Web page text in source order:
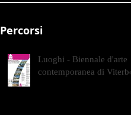
Percorsi
Luoghi - Biennale d'arte
contemporanea di Viterbo